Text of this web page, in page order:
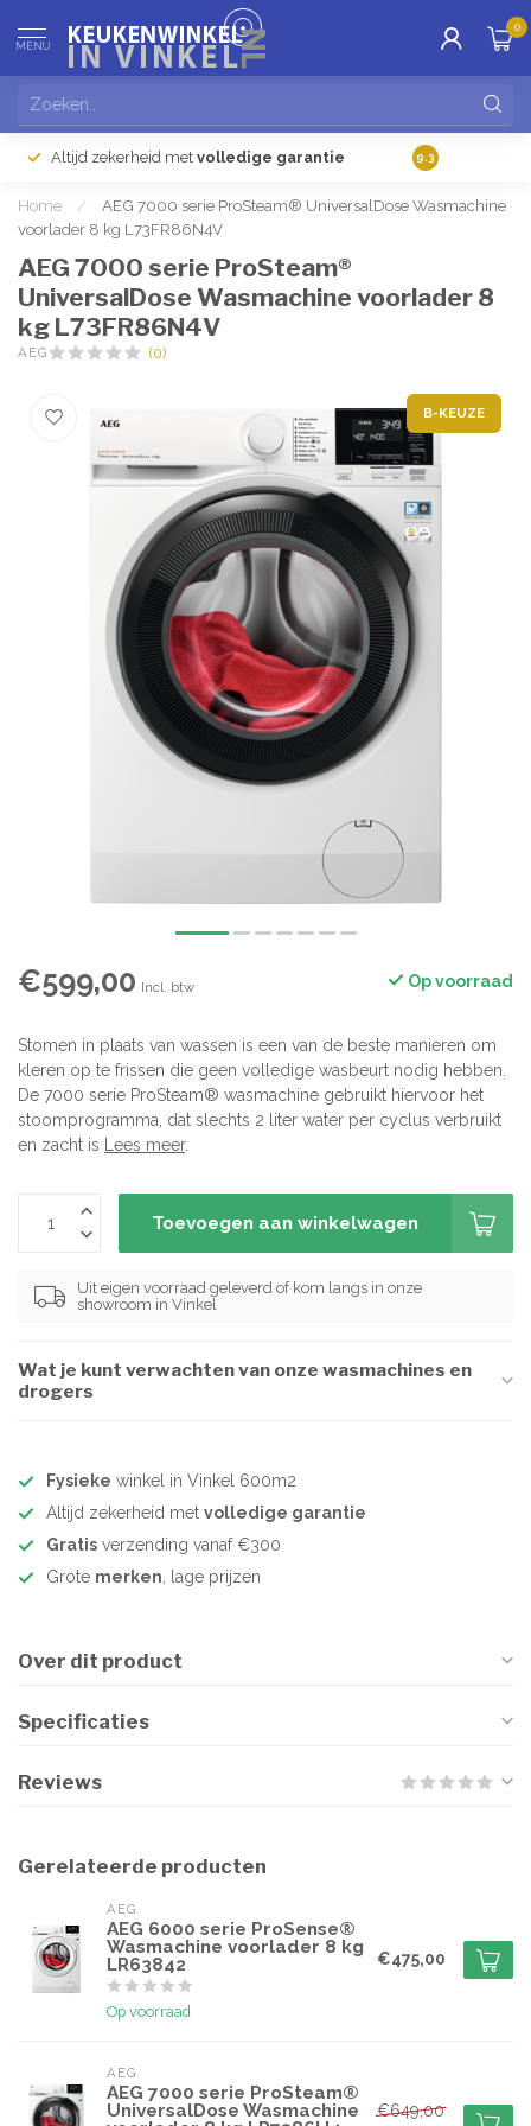
MENU
0
Altijd zekerheid met volledige garantie Gratis
9.3
Home /
AEG 7000 serie ProSteam® UniversalDose Wasmachine
voorlader 8 kg L73FR86N4V
AEG 7000 serie ProSteam®
UniversalDose Wasmachine voorlader 8
kg L73FR86N4V
AEG (0)
B-KEUZE
€599,00 Incl. btw Op voorraad
Stomen in plaats van wassen is een van de beste manieren om
kleren op te frissen die geen volledige wasbeurt nodig hebben.
De 7000 serie ProSteam® wasmachine gebruikt hiervoor het
stoomprogramma, dat slechts 2 liter water per cyclus verbruikt
en zacht is Lees meer.
Toevoegen aan winkelwagen
Uit eigen voorraad geleverd of kom langs in onze
showroom in Vinkel
Wat je kunt verwachten van onze wasmachines en
drogers
Fysieke winkel in Vinkel 600m2
Altijd zekerheid met volledige garantie
Gratis verzending vanaf €300
Grote merken, lage prijzen
Over dit product
Specificaties
Reviews
Gerelateerde producten
AEG
AEG 6000 serie ProSense®
Wasmachine voorlader 8 kg
LR63842
Op voorraad
€475,00
AEG
AEG 7000 serie ProSteam®
UniversalDose Wasmachine
€649,00